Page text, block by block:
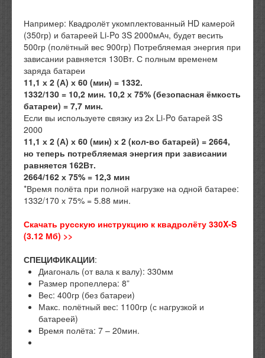
Например: Квадролёт укомплектованный HD камерой
(350гр) и батареей Li-Po 3S 2000мАч, будет весить
500гр (полётный вес 900гр) Потребляемая энергия при
зависании равняется 130Вт. С полным временем
заряда батареи
11,1 х 2 (А) х 60 (мин) = 1332.
1332/130 = 10,2 мин. 10,2 х 75% (безопасная ёмкость
батареи) = 7,7 мин.
Если вы используете связку из 2х Li-Po батарей 3S
2000
11,1 х 2 (А) х 60 (мин) х 2 (кол-во батарей) = 2664,
но теперь потребляемая энергия при зависании
равняется 162Вт.
2664/162 х 75% = 12,3 мин
*Время полёта при полной нагрузке на одной батарее:
1332/170 х 75% = 5.88 мин.
Скачать русскую инструкцию к квадролёту 330X-S
(3.12 Мб) >>
СПЕЦИФИКАЦИИ:
Диагональ (от вала к валу): 330мм
Размер пропеллера: 8”
Вес: 400гр (без батареи)
Макс. полётный вес: 1100гр (с нагрузкой и
батареей)
Время полёта: 7 – 20мин.